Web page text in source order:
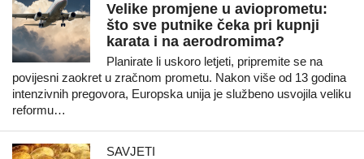
Velike promjene u avioprometu:
što sve putnike čeka pri kupnji
karata i na aerodromima?
Planirate li uskoro letjeti, pripremite se na
povijesni zaokret u zračnom prometu. Nakon više od 13 godina
intenzivnih pregovora, Europska unija je službeno usvojila veliku
reformu…
SAVJETI